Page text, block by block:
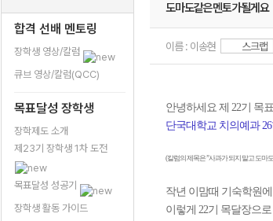
합격 선배 멘토링
장학생 영상/칼럼
큐브 영상/칼럼(QCC)
목표달성 장학생
장학제도 소개
제23기 장학생 1차 도전
목표달성 성공기
장학생 활동 가이드
도마도같은멘토가될게요
이름 : 이송현 스크랩
안녕하세요 제 22기 목
단국대학교 치의예과
(칼럼의 제목은 ”사과가 되지 말고 도마
작년 이맘때 기숙학원
이렇게 22기 목달장으